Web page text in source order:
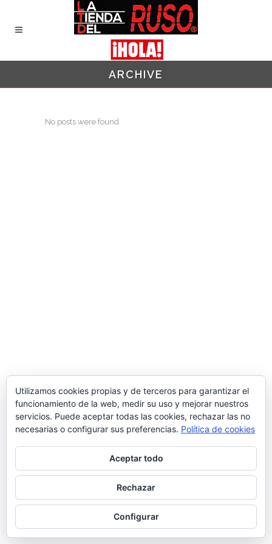
ARCHIVE
No posts were found.
Diseñado porANADIA IT SL
Utilizamos cookies propias y de terceros para garantizar el
funcionamiento de la web, medir su uso y mejorar nuestros
servicios. Puede aceptar todas las cookies, rechazar las no
necesarias o configurar sus preferencias. Política de cookies
Aceptar todo
Rechazar
Configurar